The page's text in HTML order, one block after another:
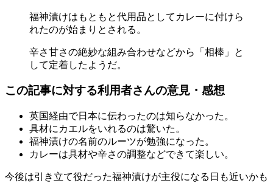
福神漬けはもともと代用品としてカレーに付けら
れたのが始まりとされる。
辛さ甘さの絶妙な組み合わせなどから「相棒」と
して定着したようだ。
この記事に対する利用者さんの意見・感想
英国経由で日本に伝わったのは知らなかった。
具材にカエルをいれるのは驚いた。
福神漬けの名前のルーツが勉強になった。
カレーは具材や辛さの調整などできて楽しい。
今後は引き立て役だった福神漬けが主役になる日も近いかも